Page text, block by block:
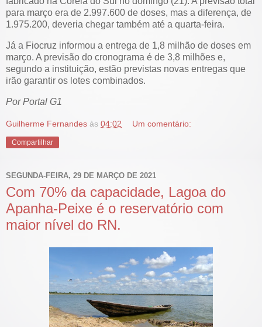
para março era de 2.997.600 de doses, mas a diferença, de
1.975.200, deveria chegar também até a quarta-feira.
Já a Fiocruz informou a entrega de 1,8 milhão de doses em
março. A previsão do cronograma é de 3,8 milhões e,
segundo a instituição, estão previstas novas entregas que
irão garantir os lotes combinados.
Por Portal G1
Guilherme Fernandes às 04:02 Um comentário:
Compartilhar
SEGUNDA-FEIRA, 29 DE MARÇO DE 2021
Com 70% da capacidade, Lagoa do
Apanha-Peixe é o reservatório com
maior nível do RN.